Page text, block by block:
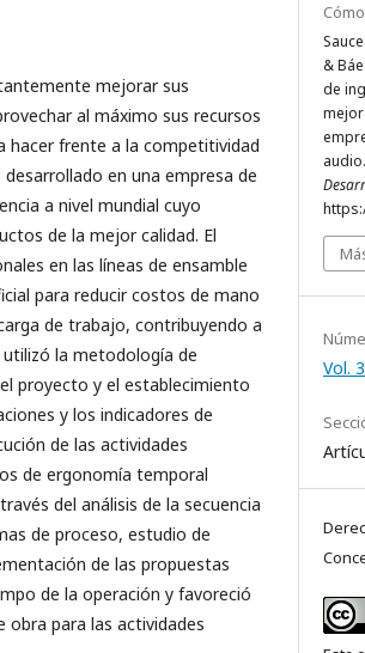
mejorar sus
al máximo sus recursos
hacer frente a la competitividad
en una empresa de
a nivel mundial cuyo
de la mejor calidad. El
en las líneas de ensamble
para reducir costos de mano
de trabajo, contribuyendo a
la metodología de
proyecto y el establecimiento
y los indicadores de
de las actividades
de ergonomía temporal
del análisis de la secuencia
de proceso, estudio de
de las propuestas
de la operación y favoreció
obra para las actividades
&
de
audio.
Vol.